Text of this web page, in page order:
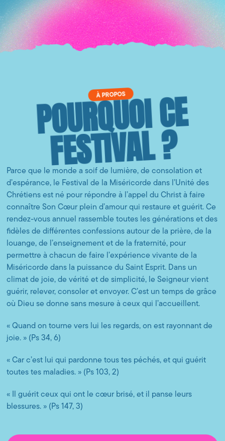
À PROPOS
POURQUOI CE
FESTIVAL ?
Parce que le monde a soif de lumière, de consolation et
d’espérance, le Festival de la Miséricorde dans l’Unité des
Chrétiens est né pour répondre à l’appel du Christ à faire
connaître Son Cœur plein d’amour qui restaure et guérit. Ce
rendez-vous annuel rassemble toutes les générations et des
fidèles de différentes confessions autour de la prière, de la
louange, de l’enseignement et de la fraternité, pour
permettre à chacun de faire l’expérience vivante de la
Miséricorde dans la puissance du Saint Esprit. Dans un
climat de joie, de vérité et de simplicité, le Seigneur vient
guérir, relever, consoler et envoyer. C’est un temps de grâce
où Dieu se donne sans mesure à ceux qui l’accueillent.
« Quand on tourne vers lui les regards, on est rayonnant de
joie. » (Ps 34, 6)
« Car c’est lui qui pardonne tous tes péchés, et qui guérit
toutes tes maladies. » (Ps 103, 2)
« Il guérit ceux qui ont le cœur brisé, et il panse leurs
blessures. » (Ps 147, 3)